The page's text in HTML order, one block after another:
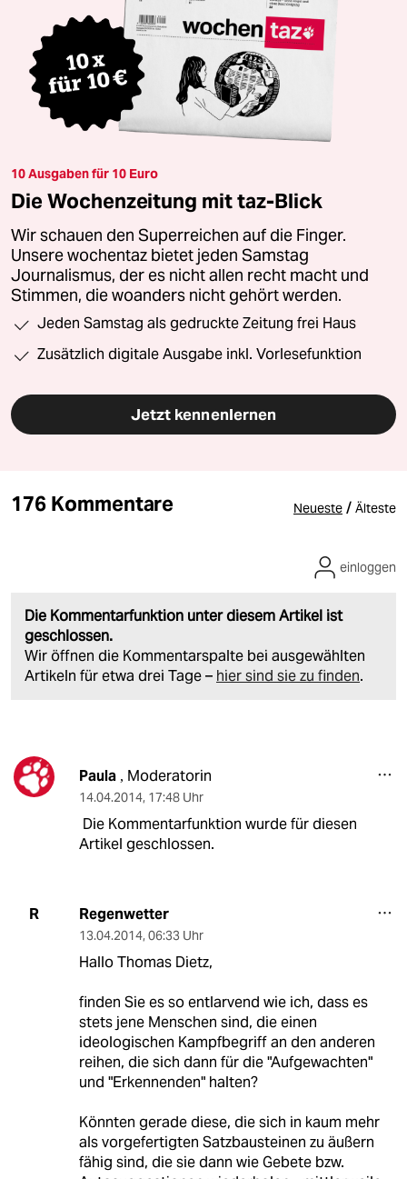
10 Ausgaben für 10 Euro
Die Wochenzeitung mit taz-Blick
Wir schauen den Superreichen auf die Finger.
Unsere wochentaz bietet jeden Samstag
Journalismus, der es nicht allen recht macht und
Stimmen, die woanders nicht gehört werden.
Jeden Samstag als gedruckte Zeitung frei Haus
Zusätzlich digitale Ausgabe inkl. Vorlesefunktion
Jetzt kennenlernen
176 Kommentare Neueste / Älteste
Die Kommentarfunktion unter diesem Artikel ist
geschlossen.
Wir öffnen die Kommentarspalte bei ausgewählten
Artikeln für etwa drei Tage – hier sind sie zu finden.
einloggen
Paula, Moderatorin
14.04.2014, 17:48 Uhr
Die Kommentarfunktion wurde für diesen
Artikel geschlossen.
R Regenwetter
13.04.2014, 06:33 Uhr
Hallo Thomas Dietz,
finden Sie es so entlarvend wie ich, dass es
stets jene Menschen sind, die einen
ideologischen Kampfbegriff an den anderen
reihen, die sich dann für die "Aufgewachten"
und "Erkennenden" halten?
Könnten gerade diese, die sich in kaum mehr
als vorgefertigten Satzbausteinen zu äußern
fähig sind, die sie dann wie Gebete bzw.